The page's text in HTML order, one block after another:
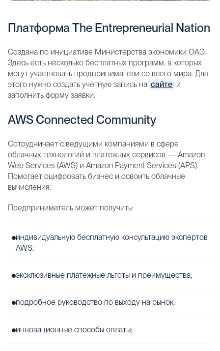
Платформа The Entrepreneurial Nation
Создана по инициативе Министерства экономики ОАЭ.
Здесь есть несколько бесплатных программ, в которых
могут участвовать предприниматели со всего мира. Для
этого нужно создать учетную запись на сайте и
заполнить форму заявки.
AWS Connected Community
Сотрудничает с ведущими компаниями в сфере
облачных технологий и платежных сервисов — Amazon
Web Services (AWS) и Amazon Payment Services (APS).
Помогает оцифровать бизнес и освоить облачные
вычисления.
Предприниматель может получить:
индивидуальную бесплатную консультацию экспертов
AWS;
эксклюзивные платежные льготы и преимущества;
подробное руководство по выходу на рынок;
инновационные способы оплаты;